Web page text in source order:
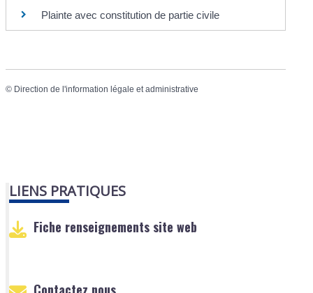
Plainte avec constitution de partie civile
© Direction de l'information légale et administrative
LIENS PRATIQUES
Fiche renseignements site web
Contactez nous